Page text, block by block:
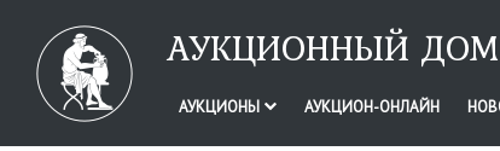
АУКЦИОННЫЙ
АУКЦИОНЫ АУКЦИОН-ОНЛАЙН